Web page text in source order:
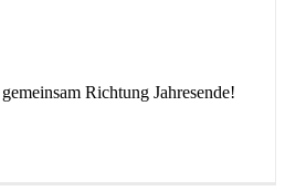
Richtung Jahresende!